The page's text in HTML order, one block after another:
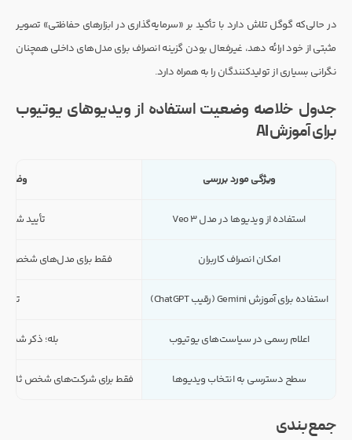
در حالی‌که گوگل تلاش دارد با تأکید بر «سرمایه‌گذاری در ابزارهای حفاظتی» تصویر
مثبتی از خود ارائه دهد، غیرفعال بودن گزینه انصراف برای مدل‌های داخلی همچنان
نگرانی بسیاری از تولیدکنندگان را به همراه دارد.
جدول خلاصه وضعیت استفاده از ویدیوهای یوتیوب
برای آموزش AI
ویژگی مورد بررسی
استفاده از ویدیوها در مدل Veo 3 تأیید
امکان انصراف کاربران فقط برای مدل‌های شخص
استفاده برای آموزش Gemini (رقیب ChatGPT)
اعلام رسمی در سیاست‌های یوتیوب بله؛ ذکر شده در
سطح دسترسی به انتخاب ویدیوها فقط برای شرکت‌های شخص ثالث،
جمع‌بندی